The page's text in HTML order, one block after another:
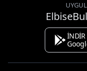
İNDİR